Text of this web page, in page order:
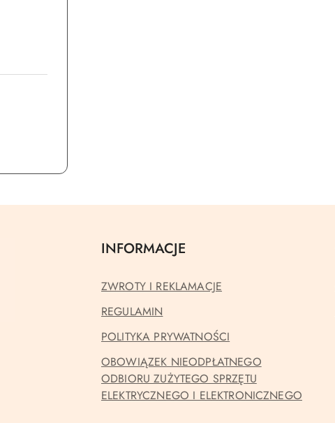
INFORMACJE
ZWROTY I REKLAMACJE
REGULAMIN
POLITYKA PRYWATNOŚCI
OBOWIĄZEK NIEODPŁATNEGO
ODBIORU ZUŻYTEGO SPRZĘTU
ELEKTRYCZNEGO I ELEKTRONICZNEGO